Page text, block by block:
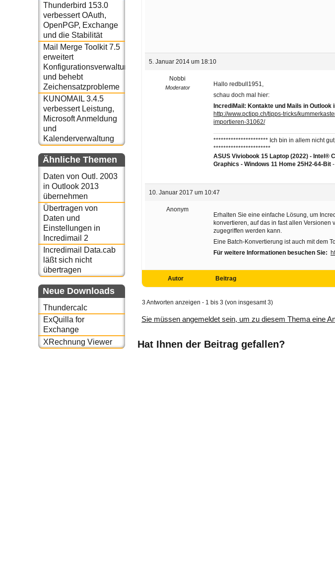
Thunderbird 153.0
verbessert OAuth,
OpenPGP, Exchange
und die Stabilität
Mail Merge Toolkit 7.5
erweitert
Konfigurationsverwaltung
und behebt
Zeichensatzprobleme
KUNOMAIL 3.4.5
verbessert Leistung,
Microsoft Anmeldung
und
Kalenderverwaltung
Ähnliche Themen
Daten von Outl. 2003
in Outlook 2013
übernehmen
Übertragen von
Daten und
Einstellungen in
Incredimail 2
Incredimail Data.cab
läßt sich nicht
übertragen
Neue Downloads
Thundercalc
ExQuilla for
Exchange
XRechnung Viewer
5. Januar 2014 um 18:10
Nobbi
Moderator
Hallo redbull1951,
schau doch mal hier:
IncrediMail: Kontakte und Mails in Outlook
http://www.pctipp.ch/tipps-tricks/
importieren-31062/
********************** Ich bin in allem nicht
***********************
ASUS Viviobook 15 Laptop (2022) - Intel®
Graphics -Windows 11 Home 25H2-64-Bit
10. Januar 2017 um 10:47
Anonym
Erhalten Sie eine einfache Lösung, um
konvertieren, auf das in fast allen Versionen
zugegriffen werden kann.
Eine Batch-Konvertierung ist auch mit dem
Für weitere Informationen besuchen Sie:
Autor Beitrag
3 Antworten anzeigen - 1 bis 3 (von insgesamt 3)
Sie müssen angemeldet sein, um zu diesem Thema eine
Hat Ihnen der Beitrag gefallen?